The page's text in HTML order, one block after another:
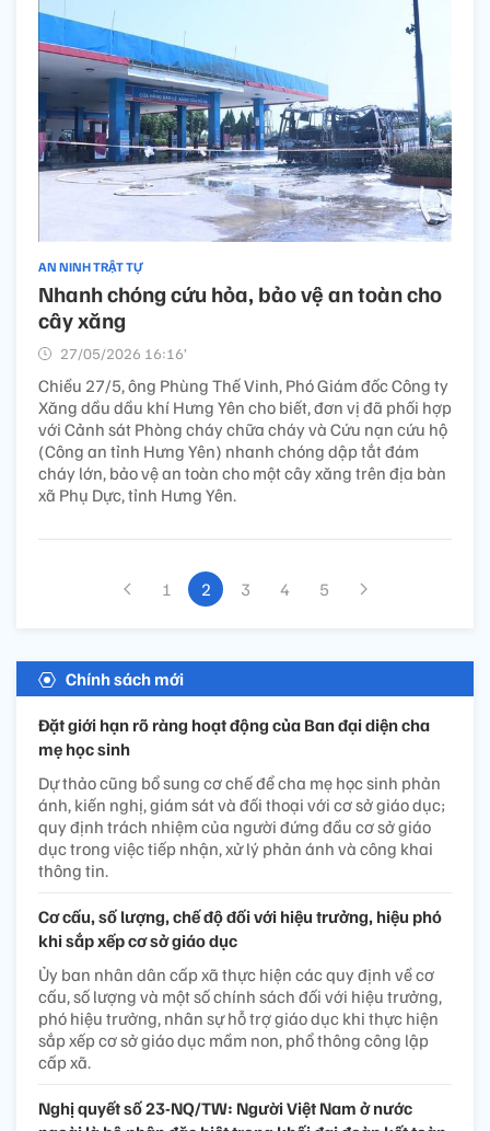
AN NINH TRẬT TỰ
Nhanh chóng cứu hỏa, bảo vệ an toàn cho
cây xăng
27/05/2026 16:16’
Chiều 27/5, ông Phùng Thế Vinh, Phó Giám đốc Công ty
Xăng dầu dầu khí Hưng Yên cho biết, đơn vị đã phối hợp
với Cảnh sát Phòng cháy chữa cháy và Cứu nạn cứu hộ
(Công an tỉnh Hưng Yên) nhanh chóng dập tắt đám
cháy lớn, bảo vệ an toàn cho một cây xăng trên địa bàn
xã Phụ Dực, tỉnh Hưng Yên.
1 2 3 4 5
Chính sách mới
Đặt giới hạn rõ ràng hoạt động của Ban đại diện cha
mẹ học sinh
Dự thảo cũng bổ sung cơ chế để cha mẹ học sinh phản
ánh, kiến nghị, giám sát và đối thoại với cơ sở giáo dục;
quy định trách nhiệm của người đứng đầu cơ sở giáo
dục trong việc tiếp nhận, xử lý phản ánh và công khai
thông tin.
Cơ cấu, số lượng, chế độ đối với hiệu trưởng, hiệu phó
khi sắp xếp cơ sở giáo dục
Ủy ban nhân dân cấp xã thực hiện các quy định về cơ
cấu, số lượng và một số chính sách đối với hiệu trưởng,
phó hiệu trưởng, nhân sự hỗ trợ giáo dục khi thực hiện
sắp xếp cơ sở giáo dục mầm non, phổ thông công lập
cấp xã.
Nghị quyết số 23-NQ/TW: Người Việt Nam ở nước